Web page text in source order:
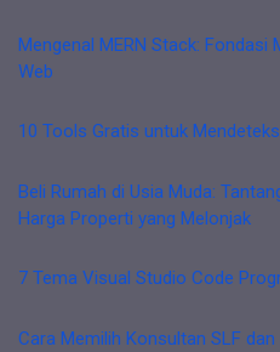
Mengenal MERN Stack: Fondasi
Web
10 Tools Gratis untuk
Beli Rumah di Usia Muda:
Harga Properti yang Melonjak
7 Tema Visual Studio Code
Cara Memilih Konsultan SLF dan